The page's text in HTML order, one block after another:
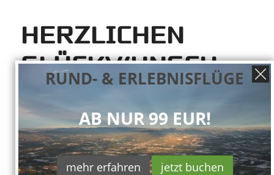
HERZLICHEN
GLÜCKWUNSCH
ZUM ERSTEN
SOLO, LIEBER
PAUL!
RUND- & ERLEBNISFLÜGE
AB NUR 99 EUR!
mehr erfahren jetzt buchen